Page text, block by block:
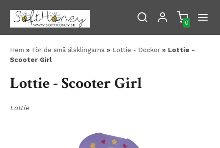
0
Hem » För de små älsklingarna » Lottie - Dockor » Lottie -
Scooter Girl
Lottie - Scooter Girl
Lottie